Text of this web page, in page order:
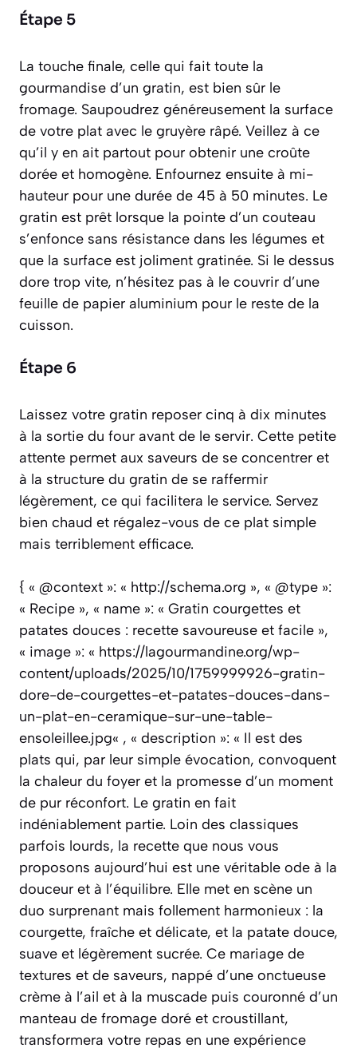
Étape 5
La touche finale, celle qui fait toute la
gourmandise d’un gratin, est bien sûr le
fromage. Saupoudrez généreusement la surface
de votre plat avec le gruyère râpé. Veillez à ce
qu’il y en ait partout pour obtenir une croûte
dorée et homogène. Enfournez ensuite à mi-
hauteur pour une durée de 45 à 50 minutes. Le
gratin est prêt lorsque la pointe d’un couteau
s’enfonce sans résistance dans les légumes et
que la surface est joliment gratinée. Si le dessus
dore trop vite, n’hésitez pas à le couvrir d’une
feuille de papier aluminium pour le reste de la
cuisson.
Étape 6
Laissez votre gratin reposer cinq à dix minutes
à la sortie du four avant de le servir. Cette petite
attente permet aux saveurs de se concentrer et
à la structure du gratin de se raffermir
légèrement, ce qui facilitera le service. Servez
bien chaud et régalez-vous de ce plat simple
mais terriblement efficace.
{ « @context »: « http://schema.org », « @type »:
« Recipe », « name »: « Gratin courgettes et
patates douces : recette savoureuse et facile »,
« image »: « https://lagourmandine.org/wp-
content/uploads/2025/10/1759999926-gratin-
dore-de-courgettes-et-patates-douces-dans-
un-plat-en-ceramique-sur-une-table-
ensoleillee.jpg« , « description »: « Il est des
plats qui, par leur simple évocation, convoquent
la chaleur du foyer et la promesse d’un moment
de pur réconfort. Le gratin en fait
indéniablement partie. Loin des classiques
parfois lourds, la recette que nous vous
proposons aujourd’hui est une véritable ode à la
douceur et à l’équilibre. Elle met en scène un
duo surprenant mais follement harmonieux : la
courgette, fraîche et délicate, et la patate douce,
suave et légèrement sucrée. Ce mariage de
textures et de saveurs, nappé d’une onctueuse
crème à l’ail et à la muscade puis couronné d’un
manteau de fromage doré et croustillant,
transformera votre repas en une expérience